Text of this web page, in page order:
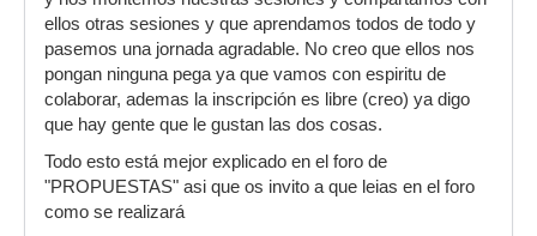
ellos otras sesiones y que aprendamos todos de todo y
pasemos una jornada agradable. No creo que ellos nos
pongan ninguna pega ya que vamos con espiritu de
colaborar, ademas la inscripción es libre (creo) ya digo
que hay gente que le gustan las dos cosas.
Todo esto está mejor explicado en el foro de
"PROPUESTAS" asi que os invito a que leias en el foro
como se realizará